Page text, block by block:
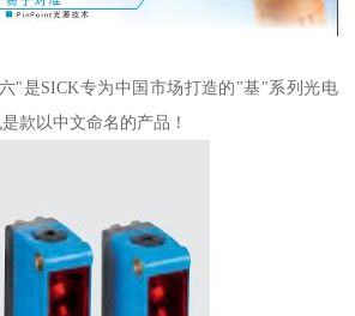
"是SICK专为中国市场打造的"基"系列光电
款以中文命名的产品！